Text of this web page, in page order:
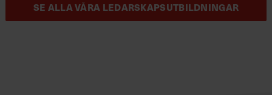
SE ALLA VÅRA LEDARSKAPSUTBILDNINGAR